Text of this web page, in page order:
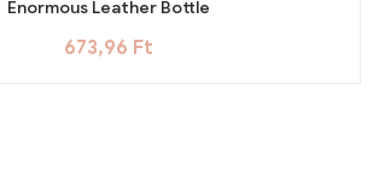
Enormous Leather Bottle
673,96 Ft